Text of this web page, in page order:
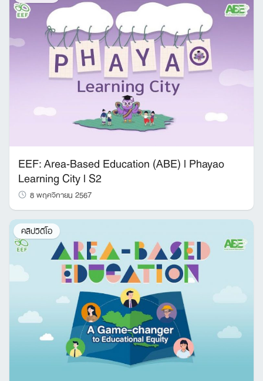
Search
for:
EEF: Area-Based Education (ABE) l Phayao
Learning City l S2
8 พฤศจิกายน 2567
คลิปวิดีโอ